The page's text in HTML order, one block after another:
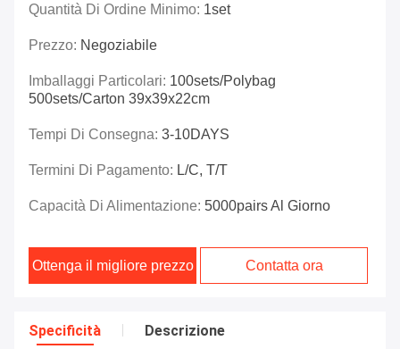
Quantità Di Ordine Minimo: 1set
Prezzo: Negoziabile
Imballaggi Particolari: 100sets/polybag
500sets/carton 39x39x22cm
Tempi Di Consegna: 3-10DAYS
Termini Di Pagamento: L/C, T/T
Capacità Di Alimentazione: 5000pairs Al Giorno
Ottenga il migliore prezzo Contatta ora
Specificità Descrizione